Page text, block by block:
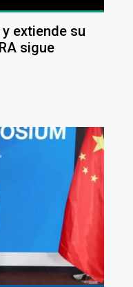
extiende su
sigue